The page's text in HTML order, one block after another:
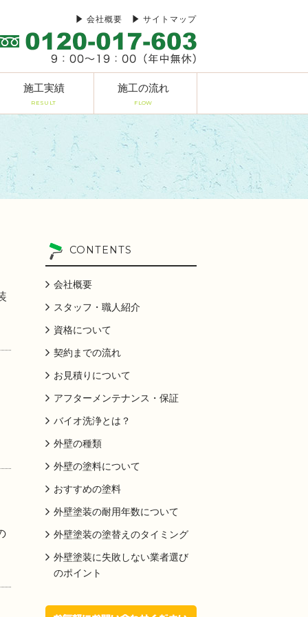
サイトマップ
会社概要
施工実績
RESULT
施工の流れ
FLOW
CONTENTS
会社概要
スタッフ・職人紹介
資格について
契約までの流れ
お見積りについて
アフターメンテナンス・保証
バイオ洗浄とは？
外壁の種類
外壁の塗料について
おすすめの塗料
外壁塗装の耐用年数について
外壁塗装の塗替えのタイミング
外壁塗装に失敗しない業者選び
のポイント